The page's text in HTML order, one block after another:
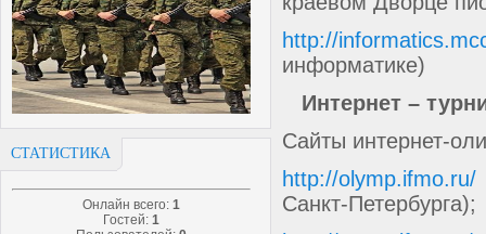
СТАТИСТИКА
Онлайн всего: 1
Гостей: 1
http://
информатике)
Интернет –
Сайты интернет-
http://olymp.ifmo.ru/
Санкт-Петербурга);